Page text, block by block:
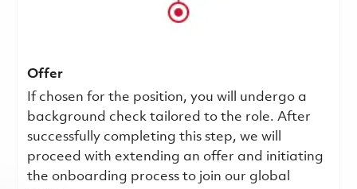
Offer
If chosen for the position, you will undergo a
background check tailored to the role. After
successfully completing this step, we will
proceed with extending an offer and initiating
the onboarding process to join our global